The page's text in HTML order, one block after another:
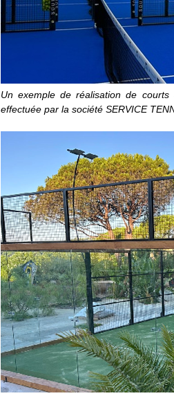
Un exemple de réalisation de
effectuée par la société SERVICE